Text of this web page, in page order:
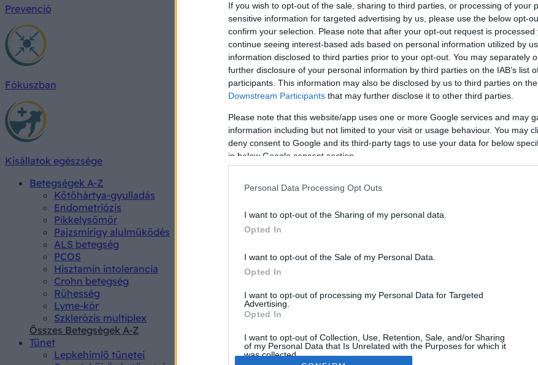
If you wish to opt-out of the sale, sharing to third parties, or processing of your
sensitive information for targeted advertising by us, please use the below opt-
confirm your selection. Please note that after your opt-out request is processed
continue seeing interest-based ads based on personal information utilized by
information disclosed to third parties prior to your opt-out. You may separately
further disclosure of your personal information by third parties on the IAB’s list
participants. This information may also be disclosed by us to third parties on the
Downstream Participants that may further disclose it to other third parties.
Please note that this website/app uses one or more Google services and may
information including but not limited to your visit or usage behaviour. You may
deny consent to Google and its third-party tags to use your data for below
in below Google consent section.
Personal Data Processing Opt Outs
I want to opt-out of the Sharing of my personal data.
Opted In
I want to opt-out of the Sale of my Personal Data.
Opted In
I want to opt-out of processing my Personal Data for Targeted
Advertising.
Opted In
I want to opt-out of Collection, Use, Retention, Sale, and/or Sharing
of my Personal Data that Is Unrelated with the Purposes for which it
was collected.
Prevenció
Fókuszban
Kisállatok egészsége
Betegségek A-Z
Kötőhártya-gyulladás
Endometriózis
Pikkelysömör
Pajzsmirigy alulműködés
ALS betegség
PCOS
Hisztamin intolerancia
Crohn betegség
Rühesség
Lyme-kór
Szklerózis multiplex
Összes Betegségek A-Z
Tünet
Lepkehimlő tünetei